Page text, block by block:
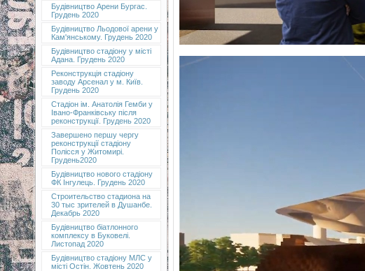
Будівництво Арени Бургас.
Грудень 2020
Будівництво Льодової арени у
Кам'янському. Грудень 2020
Будівництво стадіону у місті
Адана. Грудень 2020
Реконструкція стадіону
заводу Арсенал у м. Київ.
Грудень 2020
Cтадіон ім. Анатолія Гемби у
Івано-Франківську після
реконструкції. Грудень 2020
Завершено першу чергу
реконструкції стадіону
Полісся у Житомирі.
Грудень2020
Будівництво нового стадіону
ФК Інгулець. Грудень 2020
Строительство стадиона на
30 тыс зрителей в Душанбе.
Декабрь 2020
Будівництво біатлонного
комплексу в Буковелі.
Листопад 2020
Будівництво стадіону МЛС у
місті Остін. Жовтень 2020